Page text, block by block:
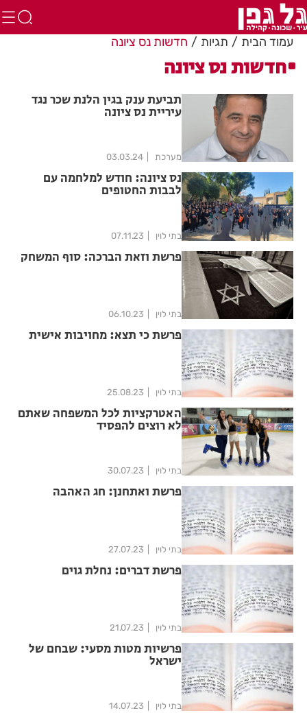
עמוד הבית תגיות חדשות נס ציונה
חדשות נס ציונה
תביעת ענק בגין הלנת שכר נגד
עיריית נס ציונה
מערכת 03.03.24
נס ציונה: חודש למלחמה עם
לבבות החטופים
בתי לוין 07.11.23
פרשת וזאת הברכה: סוף המשחק
בתי לוין 06.10.23
פרשת כי תצא: מחויבות אישית
בתי לוין 25.08.23
האטרקציות לכל המשפחה שאתם
לא רוצים להפסיד
בתי לוין 30.07.23
פרשת ואתחנן: חג האהבה
בתי לוין 27.07.23
פרשת דברים: נחלת גוים
בתי לוין 21.07.23
פרשיות מטות מסעי: שבחם של
ישראל
בתי לוין 14.07.23